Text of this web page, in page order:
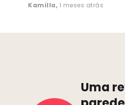
Kamilla, 1 meses atrás
Uma